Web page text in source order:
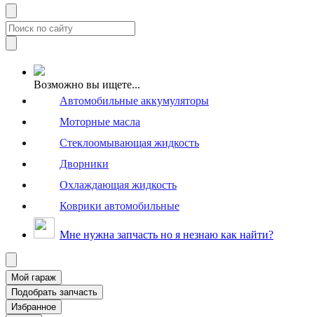
Возможно вы ищете...
Автомобильные аккумуляторы
Моторные масла
Стеклоомывающая жидкость
Дворники
Охлаждающая жидкость
Коврики автомобильные
Мне нужна запчасть но я незнаю как найти?